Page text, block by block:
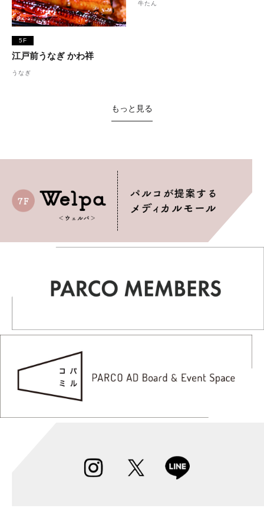
5F
江戸前うなぎ かわ祥
うなぎ
牛たん
もっと見る